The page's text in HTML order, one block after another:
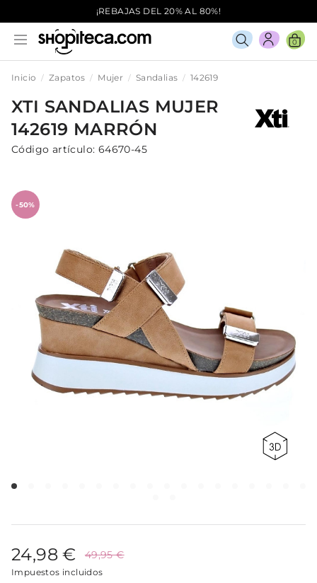
¡REBAJAS DEL 20% AL 80%!
0
Inicio Zapatos Mujer Sandalias 142619
XTI SANDALIAS MUJER
142619 MARRÓN
Código artículo: 64670-45
-50%
24,98 € 49,95 €
Impuestos incluidos